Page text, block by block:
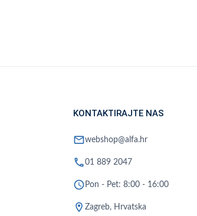
KONTAKTIRAJTE NAS
mailwebshop@alfa.hr
phone01 889 2047
schedule Pon - Pet: 8:00 - 16:00
location_on Zagreb, Hrvatska